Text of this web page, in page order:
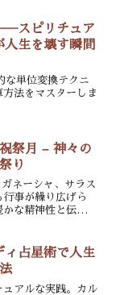
スピリチュア
人生を壊す瞬間
な単位変換テクニ
法をマスターしま
祭月 – 神々の
り
ネーシャ、サラス
事が繰り広げら
な精神性と伝統が
ィ占星術で人生
アルな実践。カル